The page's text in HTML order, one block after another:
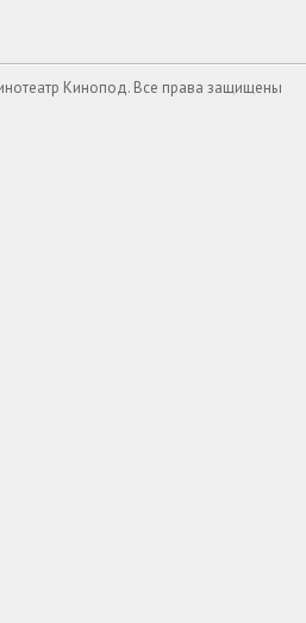
Кинопод. Все права защищены